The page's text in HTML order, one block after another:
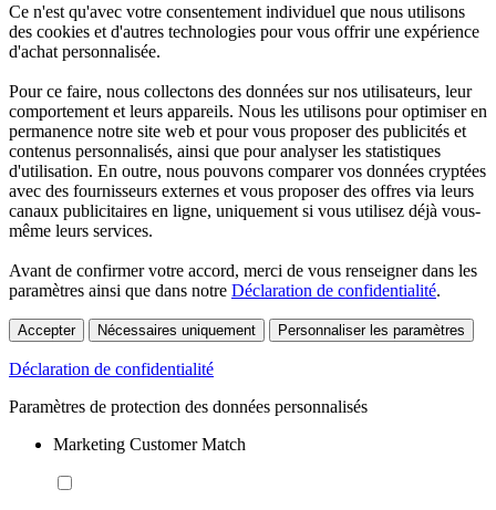
Ce n'est qu'avec votre consentement individuel que nous utilisons
des cookies et d'autres technologies pour vous offrir une expérience
d'achat personnalisée.
Pour ce faire, nous collectons des données sur nos utilisateurs, leur
comportement et leurs appareils. Nous les utilisons pour optimiser en
permanence notre site web et pour vous proposer des publicités et
contenus personnalisés, ainsi que pour analyser les statistiques
d'utilisation. En outre, nous pouvons comparer vos données cryptées
avec des fournisseurs externes et vous proposer des offres via leurs
canaux publicitaires en ligne, uniquement si vous utilisez déjà vous-
même leurs services.
Avant de confirmer votre accord, merci de vous renseigner dans les
paramètres ainsi que dans notre Déclaration de confidentialité.
Accepter Nécessaires uniquement Personnaliser les paramètres
Déclaration de confidentialité
Paramètres de protection des données personnalisés
Marketing Customer Match